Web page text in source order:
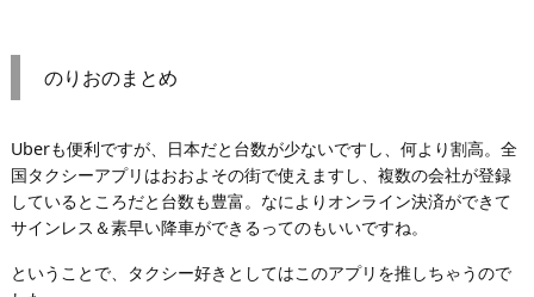
のりおのまとめ
Uberも便利ですが、日本だと台数が少ないですし、何より割高。全
国タクシーアプリはおおよその街で使えますし、複数の会社が登録
しているところだと台数も豊富。なによりオンライン決済ができて
サインレス＆素早い降車ができるってのもいいですね。
ということで、タクシー好きとしてはこのアプリを推しちゃうので